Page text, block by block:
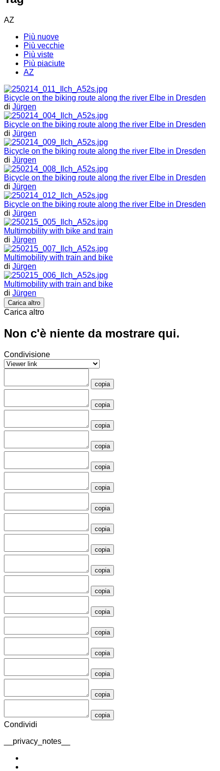
AZ
Più nuove
Più vecchie
Più viste
Più piaciute
AZ
Bicycle on the biking route along the river Elbe in Dresden
di Jürgen
Bicycle on the biking route along the river Elbe in Dresden
di Jürgen
Bicycle on the biking route along the river Elbe in Dresden
di Jürgen
Bicycle on the biking route along the river Elbe in Dresden
di Jürgen
Bicycle on the biking route along the river Elbe in Dresden
di Jürgen
Multimobility with bike and train
di Jürgen
Multimobility with train and bike
di Jürgen
Multimobility with train and bike
di Jürgen
Carica altro
Carica altro
Non c'è niente da mostrare qui.
Condivisione
copia
copia
copia
copia
copia
copia
copia
copia
copia
copia
copia
copia
copia
copia
copia
copia
copia
Condividi
__privacy_notes__